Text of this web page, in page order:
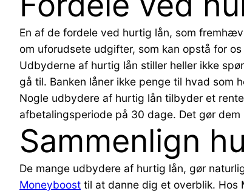
En af de fordele ved hurtig lån, som
om uforudsete udgifter, som kan opstå for
Udbyderne af hurtig lån stiller heller ikke
gå til. Banken låner ikke penge til hvad som
Nogle udbydere af hurtig lån tilbyder et
afbetalingsperiode på 30 dage. Det gør
Sammenlign
De mange udbydere af hurtig lån, gør
Moneyboost til at danne dig et overblik. Hos